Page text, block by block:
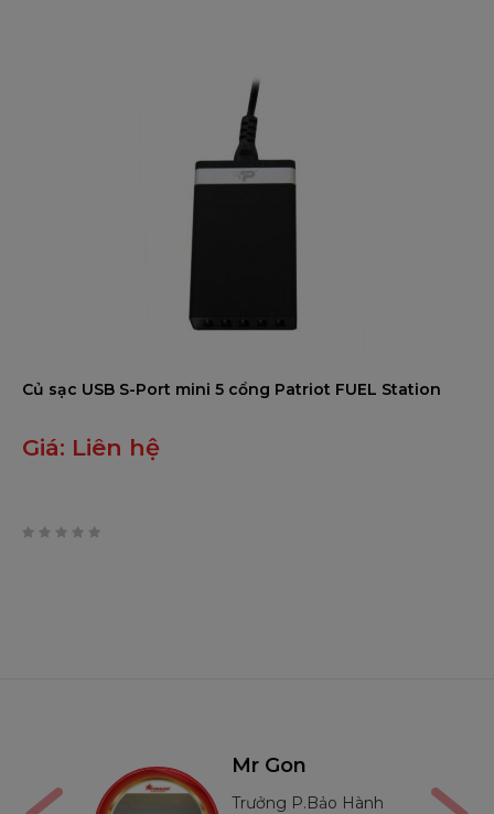
Củ sạc USB S-Port mini 5 cổng Patriot FUEL Station
Giá: Liên hệ
Hành
Mr Thường
Trưởng P.Bảo Hành